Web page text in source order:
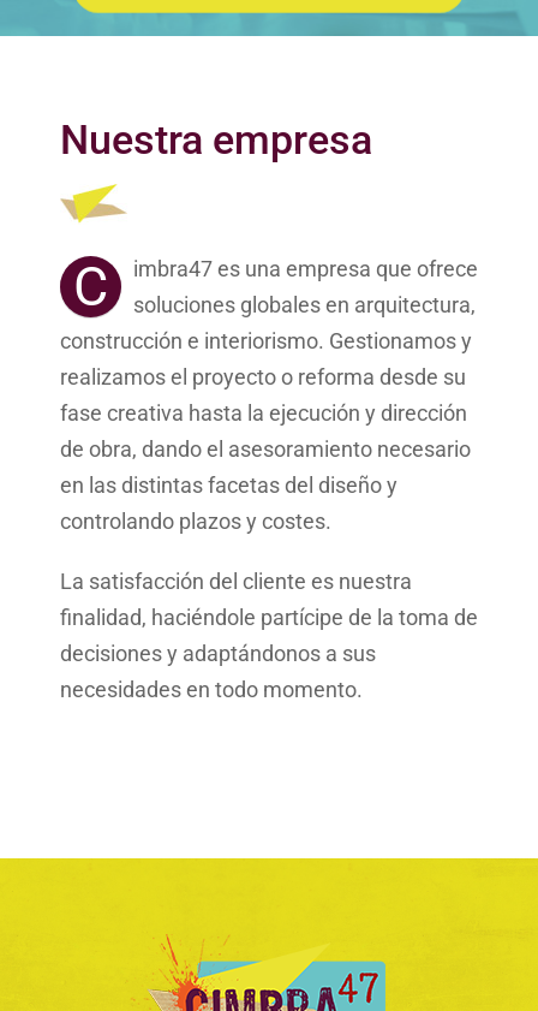
Nuestra empresa
C
imbra47 es una empresa que ofrece
soluciones globales en arquitectura,
construcción e interiorismo. Gestionamos y
realizamos el proyecto o reforma desde su
fase creativa hasta la ejecución y dirección
de obra, dando el asesoramiento necesario
en las distintas facetas del diseño y
controlando plazos y costes.
La satisfacción del cliente es nuestra
finalidad, haciéndole partícipe de la toma de
decisiones y adaptándonos a sus
necesidades en todo momento.